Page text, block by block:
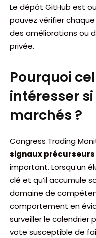
Le dépôt GitHub est
pouvez vérifier
des améliorations ou
privée.
Pourquoi
intéresser
marchés ?
Congress Trading
signaux précurseurs
important. Lorsqu’un
clé et qu’il accumule
domaine de
comportement en
surveiller le calendrier
vote susceptible de